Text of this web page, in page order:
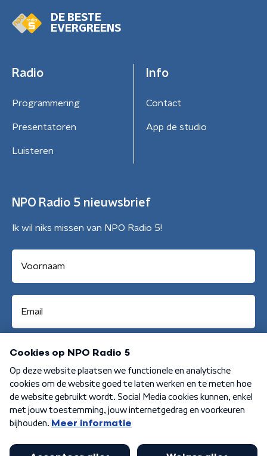
DE BESTE
EVERGREENS
Radio
Programmering
Presentatoren
Luisteren
Info
Contact
App de studio
NPO Radio 5 nieuwsbrief
Ik wil niks missen van NPO Radio 5!
Aanmelden
Algemene voorwaarden